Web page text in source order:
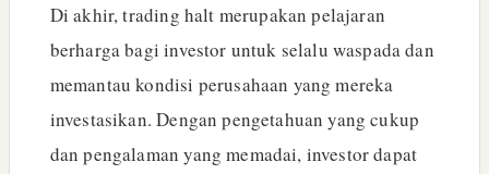
Di akhir, trading halt merupakan pelajaran
berharga bagi investor untuk selalu waspada dan
memantau kondisi perusahaan yang mereka
investasikan. Dengan pengetahuan yang cukup
dan pengalaman yang memadai, investor dapat